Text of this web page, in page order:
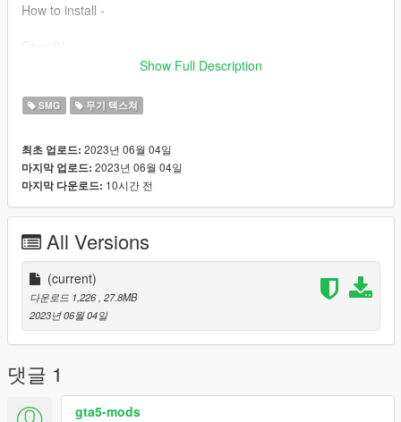
How to install -
mods > update > x64 > dlcpacks > patchday8ng > dlc.rpf > x64
Lua file is not needed for the single-player installation.
Show Full Description
SMG 무기 텍스쳐
최초 업로드: 2023년 06월 04일
마지막 업로드: 2023년 06월 04일
마지막 다운로드: 10시간 전
All Versions
(current)
다운로드 1,226 , 27.8MB
2023년 06월 04일
댓글 1
gta5-mods